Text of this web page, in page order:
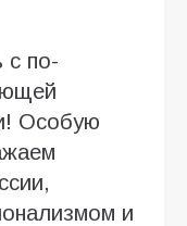
с по-
Особую
и